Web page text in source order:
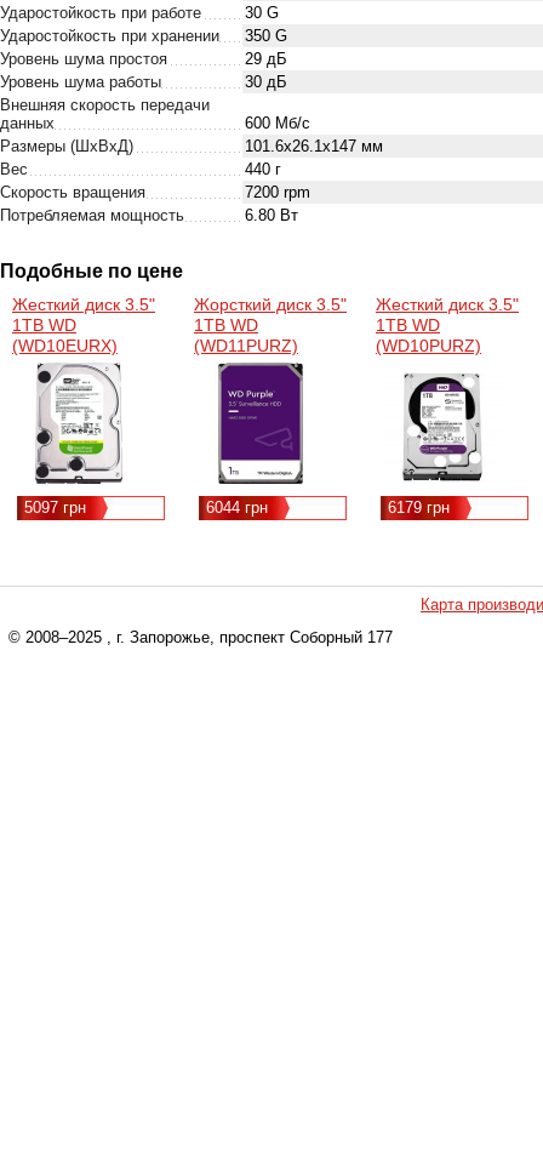
Ударостойкость при работе
30 G
Ударостойкость при хранении
350 G
Уровень шума простоя
29 дБ
Уровень шума работы
30 дБ
Внешняя скорость передачи
данных
600 Мб/с
Размеры (ШхВхД)
101.6x26.1x147 мм
Вес
440 г
Скорость вращения
7200 rpm
Потребляемая мощность
6.80 Вт
Подобные по цене
Жесткий диск 3.5"
1TB WD
(WD10EURX)
5097 грн
Жорсткий диск 3.5"
1TB WD
(WD11PURZ)
6044 грн
Жесткий диск 3.5"
1TB WD
(WD10PURZ)
6179 грн
Карта
© 2008–2025 , г. Запорожье, проспект Соборный 177